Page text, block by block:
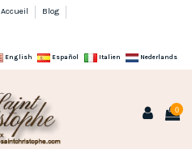
Accueil Blog
English Español Italien Nederlands
0